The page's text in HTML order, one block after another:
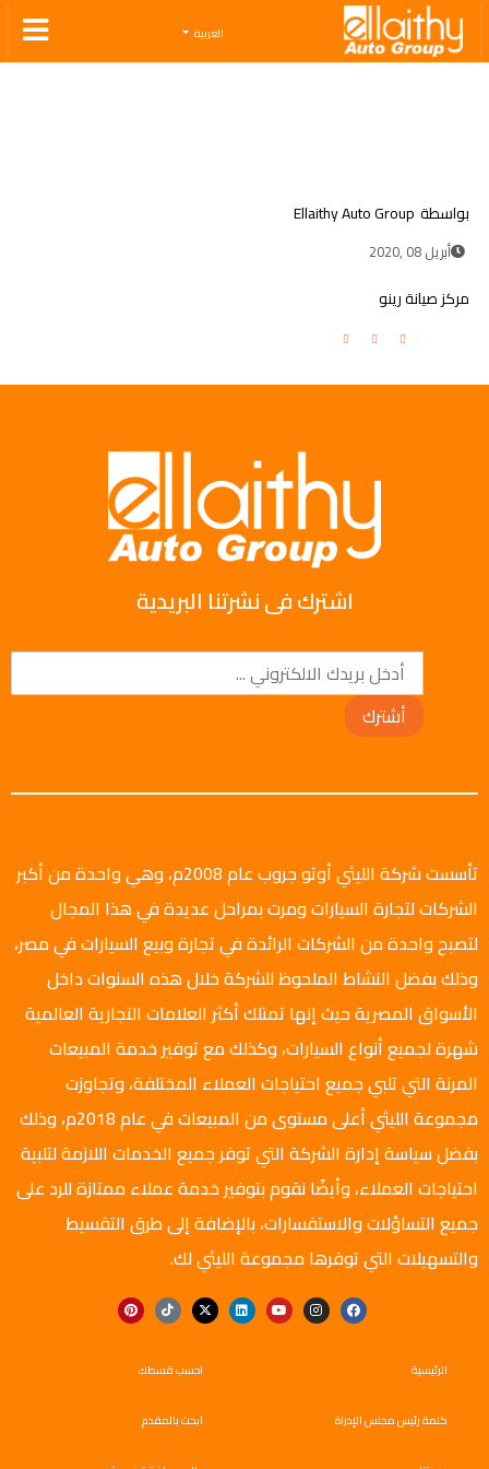
Ellaithy Auto Group
العربية
بواسطة Ellaithy Auto Group
أبريل 08 ,2020
مركز صيانة رينو
اشترك فى نشرتنا البريدية
أشترك
تأسست شركة الليثي أوتو جروب عام 2008م، وهي واحدة من أكبر
الشركات لتجارة السيارات ومرت بمراحل عديدة في هذا المجال
لتصبح واحدة من الشركات الرائدة في تجارة وبيع السيارات في مصر،
وذلك بفضل النشاط الملحوظ للشركة خلال هذه السنوات داخل
الأسواق المصرية حيث إنها تمتلك أكثر العلامات التجارية العالمية
شهرة لجميع أنواع السيارات، وكذلك مع توفير خدمة المبيعات
المرنة التي تلبي جميع احتياجات العملاء المختلفة، وتجاوزت
مجموعة الليثي أعلى مستوى من المبيعات في عام 2018م، وذلك
بفضل سياسة إدارة الشركة التي توفر جميع الخدمات اللازمة لتلبية
احتياجات العملاء، وأيضًا نقوم بتوفير خدمة عملاء ممتازة للرد على
جميع التساؤلات والاستفسارات، بالإضافة إلى طرق التقسيط
والتسهيلات التي توفرها مجموعة الليثي لك.
الرئيسية
كلمة رئيس مجلس الإدراة
احسب قسطك
ابحث بالمقدم